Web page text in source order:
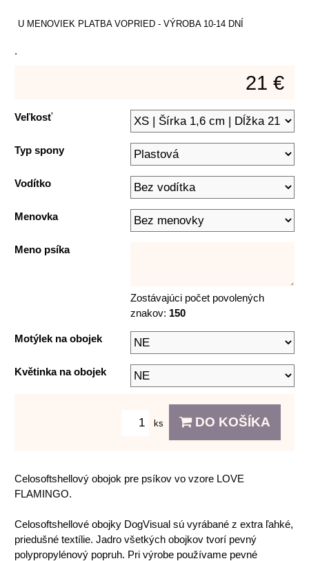
U MENOVIEK PLATBA VOPRIED - VÝROBA 10-14 DNÍ
.
21 €
Veľkosť
Typ spony
Vodítko
Menovka
Meno psíka
Zostávajúci počet povolených
znakov: 150
Motýlek na obojek
Květinka na obojek
ks DO KOŠÍKA
Celosoftshellový obojok pre psíkov vo vzore LOVE
FLAMINGO.
Celosoftshellové obojky DogVisual sú vyrábané z extra ľahké,
priedušné textílie. Jadro všetkých obojkov tvorí pevný
polypropylénový popruh. Pri výrobe používame pevné